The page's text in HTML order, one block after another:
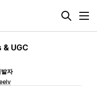
UGC
자